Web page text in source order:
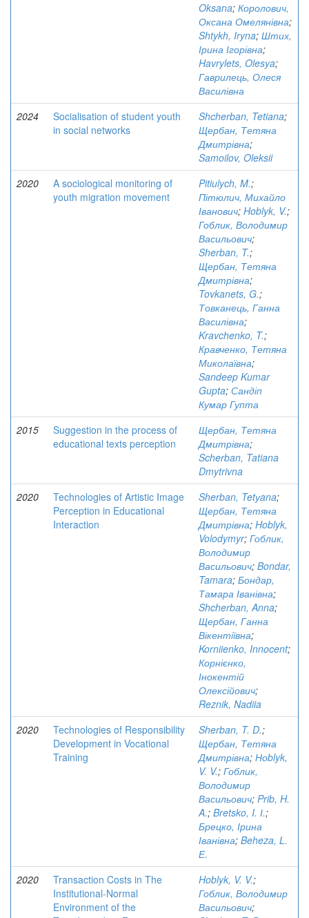
Oksana; Королович,
Оксана Омелянівна;
Shtykh, Iryna; Штих,
Ірина Ігорівна;
Havrylets, Olesya;
Гаврилець, Олеся
Василівна
2024
Socialisation of student youth
in social networks
Shcherban, Tetiana;
Щербан, Тетяна
Дмитрівна;
Samoilov, Oleksii
2020
A sociological monitoring of
youth migration movement
Pitiulych, M.;
Пітюлич, Михайло
Іванович; Hoblyk, V.;
Гоблик, Володимир
Васильович;
Sherban, T.;
Щербан, Тетяна
Дмитрівна;
Tovkanets, G.;
Товканець, Ганна
Василівна;
Kravchenko, T.;
Кравченко, Тетяна
Миколаївна;
Sandeep Kumar
Gupta; Сандіп
Кумар Гупта
2015
Suggestion in the process of
educational texts perception
Щербан, Тетяна
Дмитрівна;
Scherban, Tatiana
Dmytrivna
2020
Technologies of Artistic Image
Perception in Educational
Interaction
Sherban, Tetуana;
Щербан, Тетяна
Дмитрівна; Hoblyk,
Volodymyr; Гоблик,
Володимир
Васильович; Bondar,
Tamara; Бондар,
Тамара Іванівна;
Shcherban, Anna;
Щербан, Ганна
Вікентіївна;
Korniienko, Innocent;
Корнієнко,
Інокентій
Олексійович;
Reznik, Nadiia
2020
Technologies of Responsibility
Development in Vocational
Training
Sherban, T. D.;
Щербан, Тетяна
Дмитрівна; Ноblyk,
V. V.; Гоблик,
Володимир
Васильович; Prib, H.
A.; Bretsko, I. І.;
Брецко, Ірина
Іванівна; Beheza, L.
Е.
2020
Transaction Costs in The
Institutional-Normal
Environment of the
Hoblyk, V. V.;
Гоблик, Володимир
Васильович;